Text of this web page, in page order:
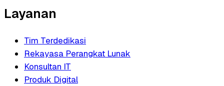
Layanan
Tim Terdedikasi
Rekayasa Perangkat Lunak
Konsultan IT
Produk Digital